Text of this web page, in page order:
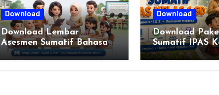
Download
Download Lembar
Asesmen Sumatif Bahasa
Indonesia Kelas 6 SD
(Fase C) – Bank Soal &
Download
Download
Sumatif IPAS
Kurikulum
Lengkap